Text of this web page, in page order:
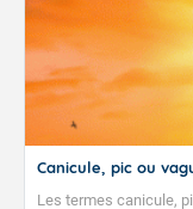
Canicule, pic ou
Les termes canicule,